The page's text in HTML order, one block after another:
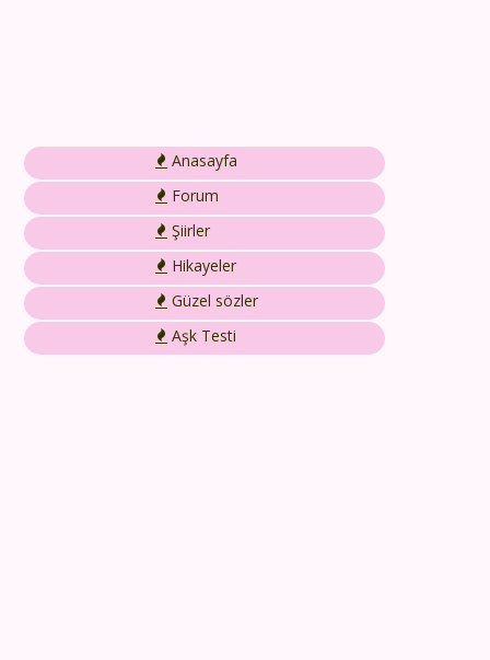
Anasayfa
Forum
Şiirler
Hikayeler
Güzel sözler
Aşk Testi